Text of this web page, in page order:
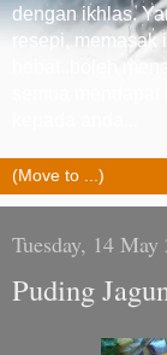
dengan ikhlas.
resepi, memasak
hebat..boleh
Tuesday, 14 May
Puding